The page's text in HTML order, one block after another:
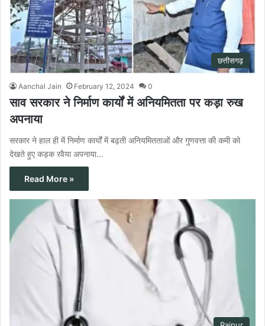
छत्तीसगढ़
Aanchal Jain February 12, 2024 0
साव सरकार ने निर्माण कार्यों में अनियमितता पर कड़ा रुख
अपनाया
सरकार ने हाल ही में निर्माण कार्यों में बढ़ती अनियमितताओं और गुणवत्ता की कमी को
देखते हुए कड़क रवैया अपनाया…
Read More »